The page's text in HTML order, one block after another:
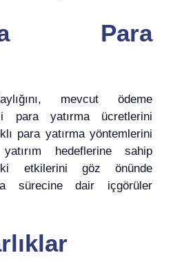
Para
mevcut ödeme
para yatırma ücretlerini
para yatırma yöntemlerini
hedeflerine sahip
etkilerini göz önünde
sürecine dair içgörüler